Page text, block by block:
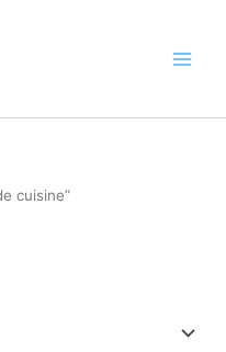
cuisine”